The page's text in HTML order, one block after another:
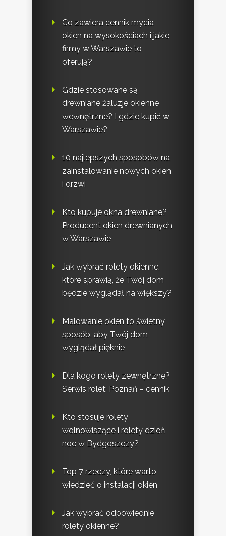
Co zawiera cennik mycia
okien na wysokościach i jakie
firmy w Warszawie to
oferują?
Gdzie stosowane są
drewniane żaluzje okienne
wewnętrzne? I gdzie kupić w
Warszawie?
10 najlepszych sposobów na
zainstalowanie nowych okien
i drzwi
Kto kupuje okna drewniane?
Producent okien drewnianych
w Warszawie
Jak wybrać rolety okienne,
które sprawią, że Twój dom
będzie wyglądał na większy?
Malowanie okien to świetny
sposób, aby Twój dom
wyglądał pięknie
Dla kogo rolety zewnętrzne?
Serwis rolet: Poznań – cennik
Kto stosuje rolety
wolnowiszące i rolety dzień
noc w Bydgoszczy?
Top 7 rzeczy, które warto
wiedzieć o instalacji okien
Jak wybrać odpowiednie
rolety okienne?